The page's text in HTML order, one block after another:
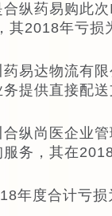
纵药易购此
其2018年亏损
易达物流有
务提供直接配
纵尚医企业
务，其在
年度合计亏